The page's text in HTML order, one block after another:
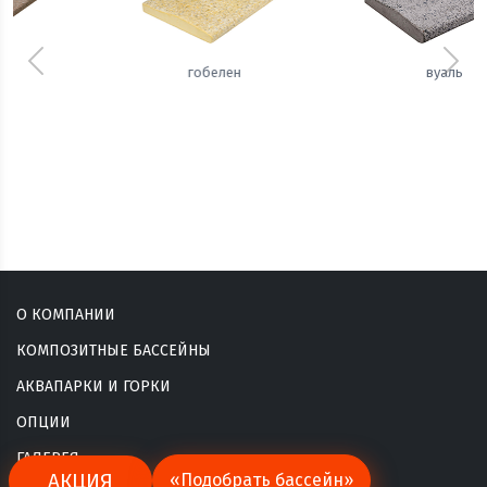
Предыдущий
О КОМПАНИИ
КОМПОЗИТНЫЕ БАССЕЙНЫ
АКВАПАРКИ И ГОРКИ
ОПЦИИ
ГАЛЕРЕЯ
АКЦИЯ «Подобрать бассейн»